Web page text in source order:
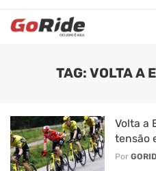
TAG: VOLTA A
Volta a
tensão
Por